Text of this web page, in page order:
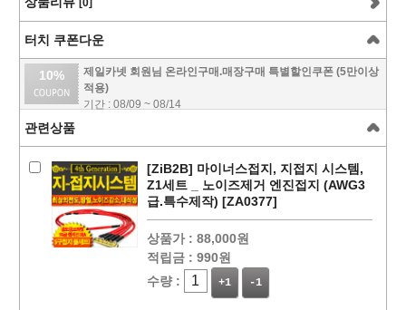
터치 쿠폰다운
10%
제일카넷 회원님 온라인구매.매장구매 특별할인쿠폰 (5만이상
적용)
기간 : 08/09 ~ 08/14
관련상품
[ZiB2B] 마이너스접지, 지접지 시스템,
Z1세트 _ 노이즈제거 엔진접지 (AWG3
급.특수제작) [ZA0377]
상품가 : 88,000원
적립금 : 990원
수량 :
+1 -1